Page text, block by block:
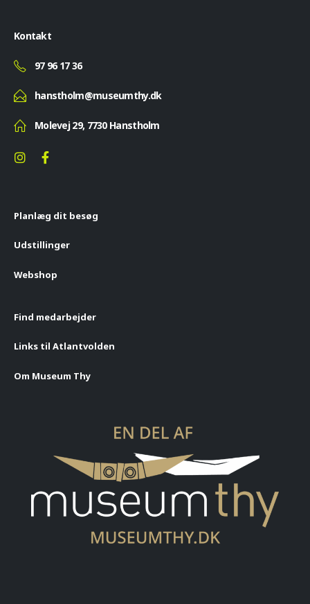
Kontakt
97 96 17 36
hanstholm@museumthy.dk
Molevej 29, 7730 Hanstholm
Planlæg dit besøg
Udstillinger
Webshop
Find medarbejder
Links til Atlantvolden
Om Museum Thy